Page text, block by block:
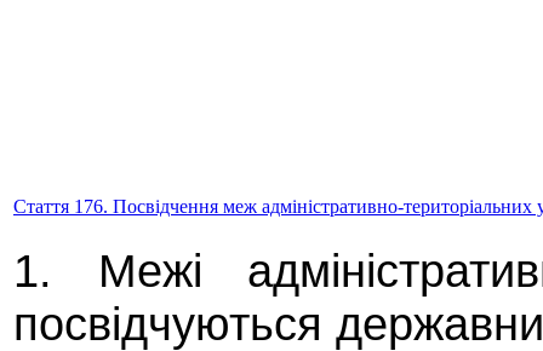
Стаття 176. Посвідчення меж адміністративно-територіальних
1. Межі
посвідчуються